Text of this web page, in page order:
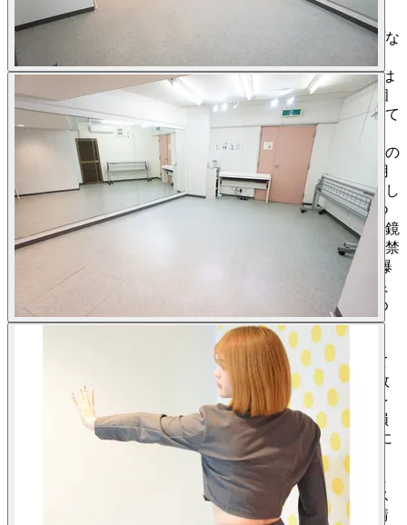
バコ類も施設内での利用は禁止です。 【５】土足禁止で
す。撮影などで外靴を利用する場合は、靴底を養生テープな
どで保護し、汚れが床に着かないよう工夫してください。
【６】ペット/動物の持ち込みは禁止です。 【７】利用時は
かならずスタジオの扉を閉めてご利用ください。 【８】個
人利用と偽っての興業行為は禁止です。必ず商用プランにて
ご予約・ご利用ください。 【９】、アンプ/スピーカー等、
音を大きくする為の機材の持ち込みは禁止です。備え付けの
ミニコンポをご利用ください。 【１０】スタジオに練習用
の楽器、機材などを搬入する際、床を傷つけないよう注意し
てください。また備え付けの備品を移動する場合も 傷をつ
けぬよう、細心の注意を払ってください。壁、天井、床、鏡
などスタジオを傷つけるくぎ、ネジ、テープなどの使用も禁
止です。 【１１】備品の持ち出しの禁止 【１２】火災・爆
発その他危険が発生するおそれのある行為 【１３】公序良
俗に反する行為 上記禁止事項が発覚した場合、弊社で定め
た罰金・緊急清掃費をご請求させていただきます！ 【重
要】必ずお読みください （※１） ご予約後に送られるメッ
セージに詳しい住所や 入退室方法、注意事項が記載されて
おりますので、 必ずご確認ください。 （※２） 備品等の故
障、動作不良などによるスペースの利用に 何らかの支障を
きたした場合の保証については 最大でも直接かつ通常の損
害に限り、 逸失利益、事業機会の喪失等の 間接的な損害に
ですので故障や接続不良等による 返金や保証は出来かねま
ペース内の設備の汚損・破損等が発生した場合、 代金を請